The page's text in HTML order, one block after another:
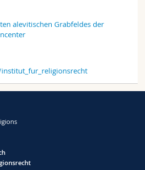
alevitischen Grabfeldes der